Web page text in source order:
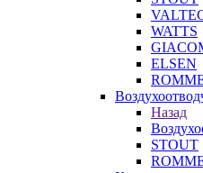
WATTS
ELSEN
Назад
STOUT